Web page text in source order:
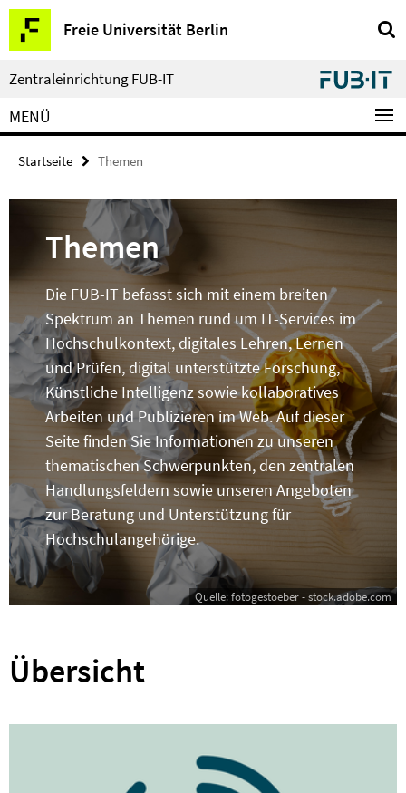
Springe
direkt
zu
Inhalt
Freie Universität Berlin
Service-
Navigation
Zentraleinrichtung FUB-IT
MENÜ
Startseite Themen
Themen
Die FUB-IT befasst sich mit einem breiten
Spektrum an Themen rund um IT-Services im
Hochschulkontext, digitales Lehren, Lernen
und Prüfen, digital unterstützte Forschung,
Künstliche Intelligenz sowie kollaboratives
Arbeiten und Publizieren im Web. Auf dieser
Seite finden Sie Informationen zu unseren
thematischen Schwerpunkten, den zentralen
Handlungsfeldern sowie unseren Angeboten
zur Beratung und Unterstützung für
Hochschulangehörige.
Quelle: fotogestoeber - stock.adobe.com
Übersicht